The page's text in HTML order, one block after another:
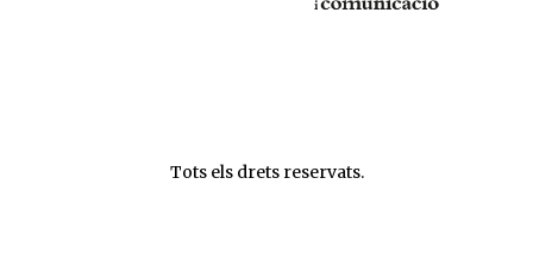
Tots els drets reservats.